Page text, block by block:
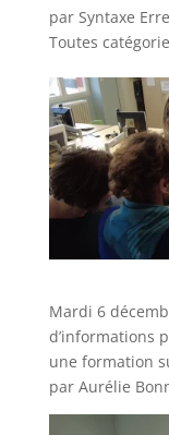
par Syntaxe
Toutes
Mardi 6
d’informations
une formation
par Aurélie